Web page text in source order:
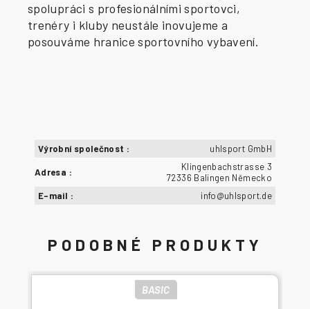
BASIC
spolupráci s profesionálními sportovci,
trenéry i kluby neustále inovujeme a
posouváme hranice sportovního vybavení.
Výrobní společnost : uhlsport GmbH
Adresa :
Klingenbachstrasse 3
72336 Balingen Německo
E-mail : info@uhlsport.de